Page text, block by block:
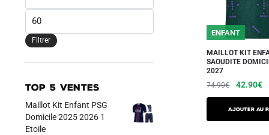
ENFANT
MAILLOT KIT
SAOUDITE
2027
74.90€
Le
prix
initial
était :
42.90€Le
AJOUTER AU
produit
min
max
Filtrer
TOP 5 VENTES
Maillot Kit Enfant PSG
Domicile 2025 2026 1
Etoile